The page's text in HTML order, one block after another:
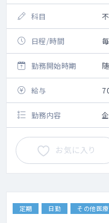
科目
日程/時間
勤務開始時期
給与
勤務内容
お気に入り
定期 日勤 その他医